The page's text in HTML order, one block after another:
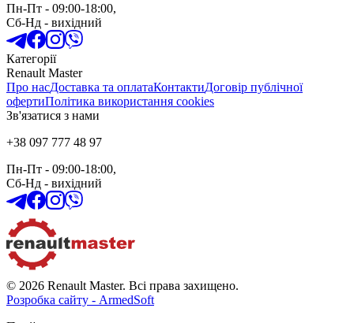
Пн-Пт - 09:00-18:00,
Сб-Нд - вихідний
Категорії
Renault Master
Про насДоставка та оплатаКонтактиДоговір публічної
офертиПолітика використання cookies
Зв'язатися з нами
+38 097 777 48 97
Пн-Пт - 09:00-18:00,
Сб-Нд - вихідний
© 2026 Renault Master. Всі права захищено.
Розробка сайту - ArmedSoft